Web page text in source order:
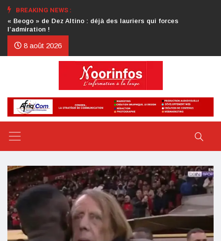
BREAKING NEWS :
Crise au CDP : l’authentification de la lettre du président
d’honneur toujours attendue
8 août 2026